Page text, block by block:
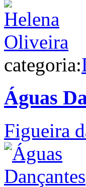
categoria:
Águas
Figueira